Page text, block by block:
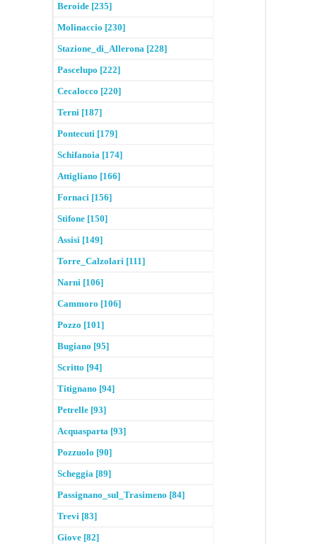
Beroide [235]
Molinaccio [230]
Stazione_di_Allerona [228]
Pascelupo [222]
Cecalocco [220]
Terni [187]
Pontecuti [179]
Schifanoia [174]
Attigliano [166]
Fornaci [156]
Stifone [150]
Assisi [149]
Torre_Calzolari [111]
Narni [106]
Cammoro [106]
Pozzo [101]
Bugiano [95]
Scritto [94]
Titignano [94]
Petrelle [93]
Acquasparta [93]
Pozzuolo [90]
Scheggia [89]
Passignano_sul_Trasimeno [84]
Trevi [83]
Giove [82]